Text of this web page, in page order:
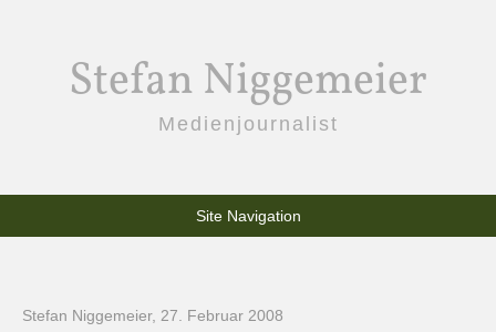
Stefan Niggemeier
Medienjournalist
Site Navigation
Stefan Niggemeier, 27. Februar 2008